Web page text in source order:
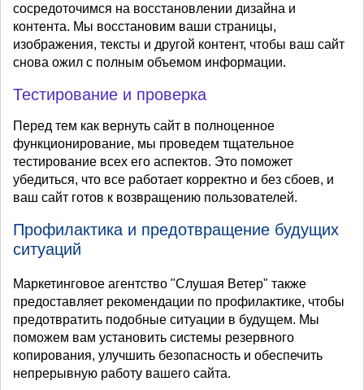
сосредоточимся на восстановлении дизайна и
контента. Мы восстановим ваши страницы,
изображения, тексты и другой контент, чтобы ваш сайт
снова ожил с полным объемом информации.
Тестирование и проверка
Перед тем как вернуть сайт в полноценное
функционирование, мы проведем тщательное
тестирование всех его аспектов. Это поможет
убедиться, что все работает корректно и без сбоев, и
ваш сайт готов к возвращению пользователей.
Профилактика и предотвращение будущих
ситуаций
Маркетинговое агентство "Слушая Ветер" также
предоставляет рекомендации по профилактике, чтобы
предотвратить подобные ситуации в будущем. Мы
поможем вам установить системы резервного
копирования, улучшить безопасность и обеспечить
непрерывную работу вашего сайта.